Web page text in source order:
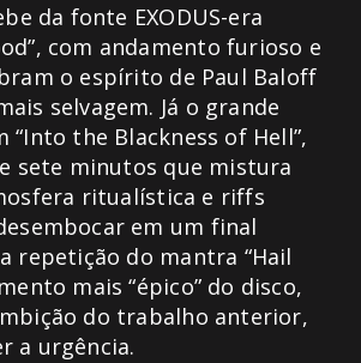
da fonte EXODUS-era
com andamento furioso e
o espírito de Paul Baloff
selvagem. Já o grande
“Into the Blackness of Hell”,
sete minutos que mistura
ritualística e riffs
em um final
repetição do mantra “Hail
mais “épico” do disco,
do trabalho anterior,
a urgência.